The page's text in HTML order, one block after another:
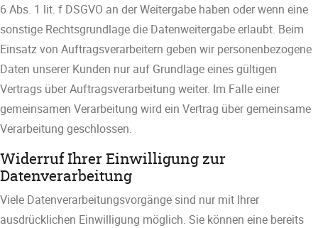
6 Abs. 1 lit. f DSGVO an der Weitergabe haben oder wenn eine
sonstige Rechtsgrundlage die Datenweitergabe erlaubt. Beim
Einsatz von Auftragsverarbeitern geben wir personenbezogene
Daten unserer Kunden nur auf Grundlage eines gültigen
Vertrags über Auftragsverarbeitung weiter. Im Falle einer
gemeinsamen Verarbeitung wird ein Vertrag über gemeinsame
Verarbeitung geschlossen.
Widerruf Ihrer Einwilligung zur
Datenverarbeitung
Viele Datenverarbeitungsvorgänge sind nur mit Ihrer
ausdrücklichen Einwilligung möglich. Sie können eine bereits